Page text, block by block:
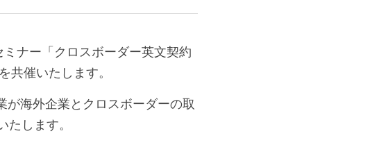
ナー「クロスボーダー英文契約の
催いたします。
海外企業とクロスボーダーの取
たします。